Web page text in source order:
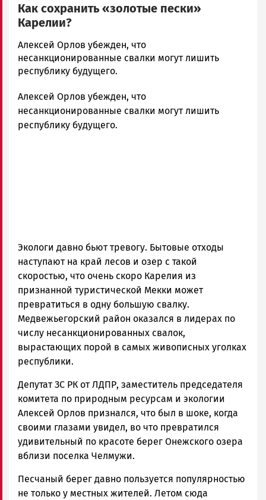
Как сохранить «золотые пески»
Карелии?
admintimur
Новости
Петрозаводска
Карелии
|
Петрозаводск
Алексей Орлов убежден, что
несанкционированные свалки могут лишить
республику будущего.
Алексей Орлов убежден, что
несанкционированные свалки могут лишить
республику будущего.
Экологи давно бьют тревогу. Бытовые отходы
наступают на край лесов и озер с такой
скоростью, что очень скоро Карелия из
признанной туристической Мекки может
превратиться в одну большую свалку.
Медвежьегорский район оказался в лидерах по
числу несанкционированных свалок,
вырастающих порой в самых живописных уголках
республики.
Депутат ЗС РК от ЛДПР, заместитель председателя
комитета по природным ресурсам и экологии
Алексей Орлов признался, что был в шоке, когда
своими глазами увидел, во что превратился
удивительный по красоте берег Онежского озера
вблизи поселка Челмужи.
Песчаный берег давно пользуется популярностью
не только у местных жителей. Летом сюда